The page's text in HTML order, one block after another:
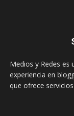
Medios y Redes es
experiencia en
que ofrece